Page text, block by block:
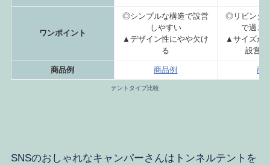
ワンポイント
◎シンプルな構造で設営
しやすい
▲デザイン性にやや欠け
る
◎リビング
で過ご
▲サイズが
設営
商品例 商品例 商
テントタイプ比較
SNSのおしゃれなキャンパーさんはトンネルテントを